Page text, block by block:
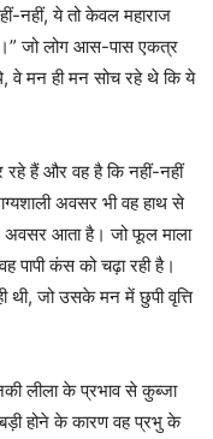
नहीं, ये तो केवल महाराज
जो लोग आस-पास एकत्र
वे मन ही मन सोच रहे थे कि ये
हैं और वह है कि नहीं-नहीं
अवसर भी वह हाथ से
अवसर आता है। जो फूल माला
पापी कंस को चढ़ा रही है।
थी, जो उसके मन में छुपी वृत्ति
लीला के प्रभाव से कुब्जा
होने के कारण वह प्रभु के